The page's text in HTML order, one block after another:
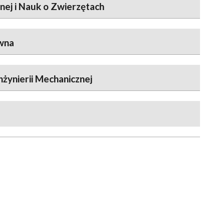
i Nauk o Zwierzętach
Mechanicznej